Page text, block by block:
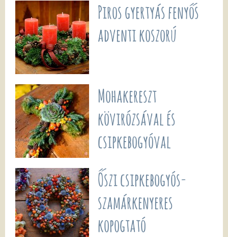
Piros gyertyás fenyős
adventi koszorú
Mohakereszt
kövirózsával és
csipkebogyóval
Őszi csipkebogyós-
szamárkenyeres
kopogtató